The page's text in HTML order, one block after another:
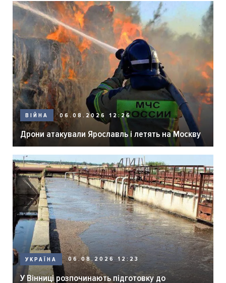
ВІЙНА 06.08.2026 12:26
Дрони атакували Ярославль і летять на Москву
УКРАЇНА 06.08.2026 12:23
У Вінниці розпочинають підготовку до